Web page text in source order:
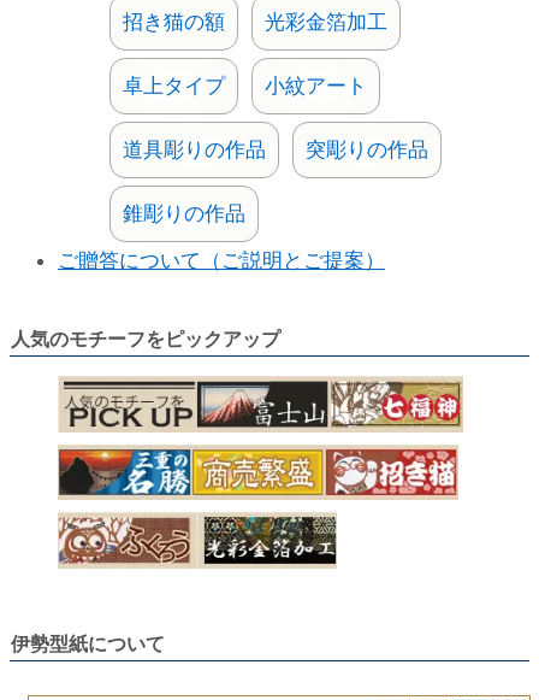
招き猫の額 光彩金箔加工
卓上タイプ 小紋アート
道具彫りの作品 突彫りの作品
錐彫りの作品
ご贈答について（ご説明とご提案）
人気のモチーフをピックアップ
伊勢型紙について